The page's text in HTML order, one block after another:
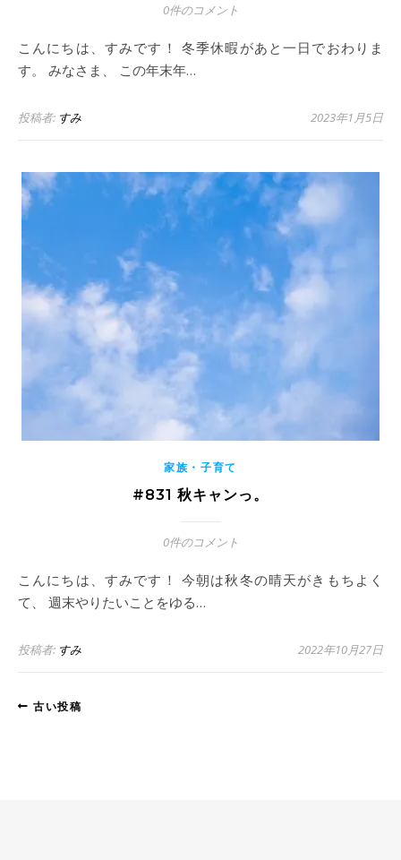
0件のコメント
こんにちは、すみです！ 冬季休暇があと一日でおわりま
す。 みなさま、 この年末年…
投稿者: すみ 2023年1月5日
家族・子育て
#831 秋キャンっ。
0件のコメント
こんにちは、すみです！ 今朝は秋冬の晴天がきもちよく
て、 週末やりたいことをゆる…
投稿者: すみ 2022年10月27日
古い投稿